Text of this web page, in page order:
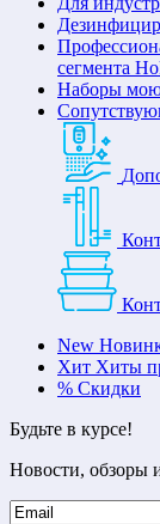
сегмента
Наборы
New
Хит Хиты
% Скидки
Будьте в курсе!
Новости, обзоры